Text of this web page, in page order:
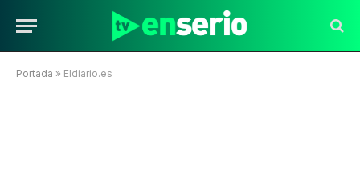
Portada » Eldiario.es